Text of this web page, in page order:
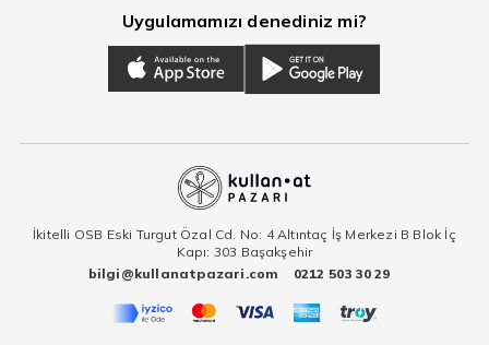
Uygulamamızı denediniz mi?
İkitelli OSB Eski Turgut Özal Cd. No: 4 Altıntaç İş Merkezi B Blok İç
Kapı: 303 Başakşehir
bilgi@kullanatpazari.com
0212 503 30 29